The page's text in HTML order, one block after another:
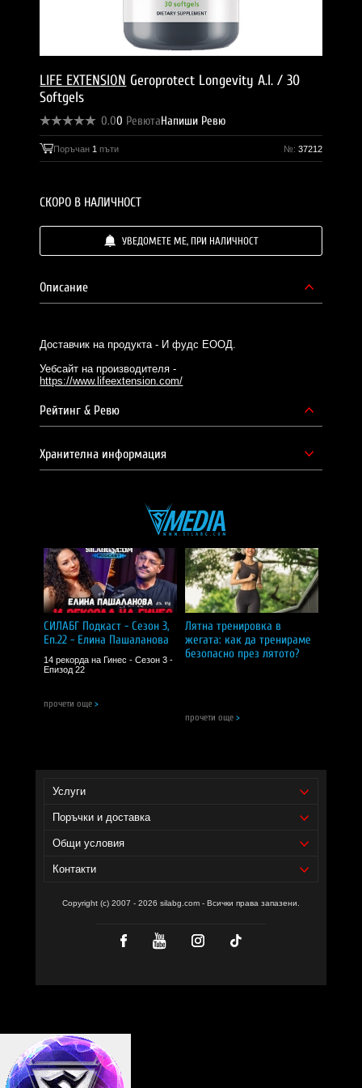
LIFE EXTENSION Geroprotect Longevity A.I. / 30
Softgels
0.00 РевютаНапиши Ревю
Поръчан 1 пъти №: 37212
СКОРО В НАЛИЧНОСТ
УВЕДОМЕТЕ МЕ, ПРИ НАЛИЧНОСТ
Описание
Доставчик на продукта - И фудс ЕООД.
Уебсайт на производителя -
https://www.lifeextension.com/
Рейтинг & Ревю
Хранителна информация
СИЛАБГ Подкаст - Сезон 3,
Еп.22 - Елина Пашаланова
14 рекорда на Гинес - Сезон 3 -
Епизод 22
прочети още >
Лятна тренировка в
жегата: как да тренираме
безопасно през лятото?
прочети още >
Услуги
Поръчки и доставка
Общи условия
Контакти
Copyright (c) 2007 - 2026 silabg.com - Всички права запазени.